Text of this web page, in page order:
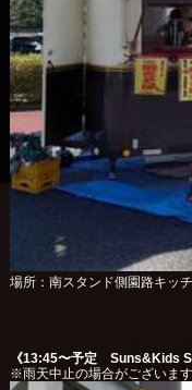
場所：南スタンド側園路キッ
《13:45〜予定 Suns&Kids
※雨天中止の場合がございます